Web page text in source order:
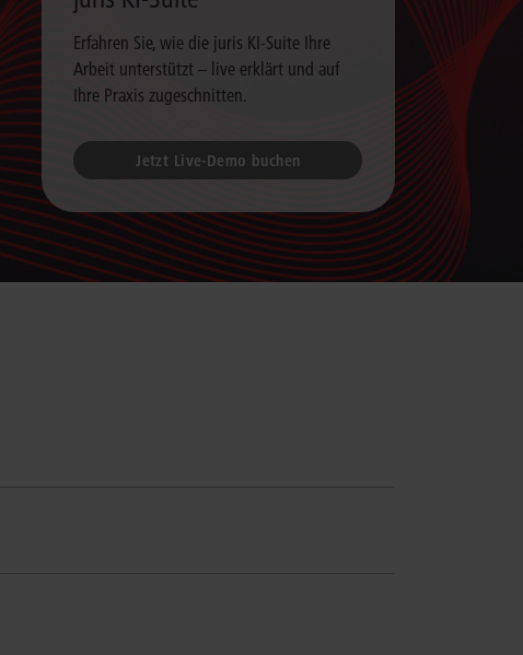
Erfahren Sie, wie die juris KI-Suite Ihre
Arbeit unterstützt – live erklärt und auf
Ihre Praxis zugeschnitten.
Jetzt Live-Demo buchen